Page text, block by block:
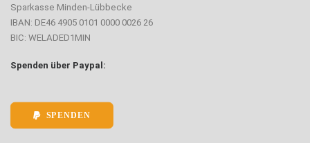
Sparkasse Minden-Lübbecke
IBAN: DE46 4905 0101 0000 0026 26
BIC: WELADED1MIN
Spenden über Paypal:
SPENDEN